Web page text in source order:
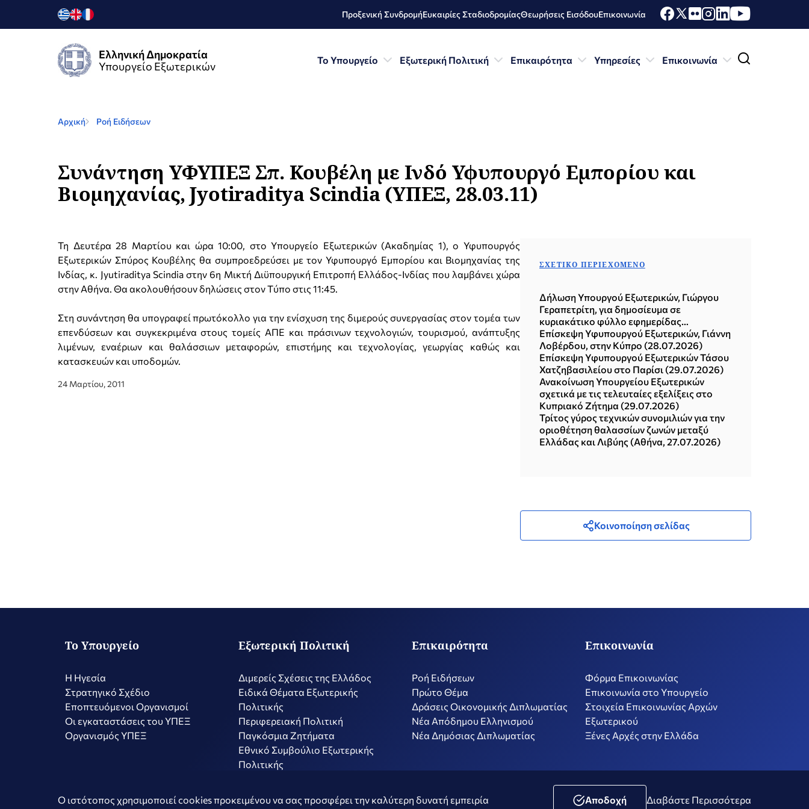
Προξενική ΣυνδρομήΕυκαιρίες ΣταδιοδρομίαςΘεωρήσεις ΕισόδουΕπικοινωνία
Ελληνική Δημοκρατία
Υπουργείο Εξωτερικών
Το Υπουργείο Εξωτερική Πολιτική Επικαιρότητα Υπηρεσίες Επικοινωνία
Αρχική Ροή Ειδήσεων
Συνάντηση ΥΦΥΠΕΞ Σπ. Κουβέλη με Ινδό Υφυπουργό Εμπορίου και
Βιομηχανίας, Jyotiraditya Scindia (ΥΠΕΞ, 28.03.11)
Τη Δευτέρα 28 Mαρτίου και ώρα 10:00, στο Υπουργείο Εξωτερικών (Ακαδημίας 1), ο Υφυπουργός
Εξωτερικών Σπύρος Κουβέλης θα συμπροεδρεύσει με τον Υφυπουργό Εμπορίου και Βιομηχανίας της
Ινδίας, κ. Jyutiraditya Scindia στην 6η Μικτή Διϋπουργική Επιτροπή Ελλάδος-Ινδίας που λαμβάνει χώρα
στην Αθήνα. Θα ακολουθήσουν δηλώσεις στον Tύπο στις 11:45.
Στη συνάντηση θα υπογραφεί πρωτόκολλο για την ενίσχυση της διμερούς συνεργασίας στον τομέα των
επενδύσεων και συγκεκριμένα στους τομείς ΑΠΕ και πράσινων τεχνολογιών, τουρισμού, ανάπτυξης
λιμένων, εναέριων και θαλάσσιων μεταφορών, επιστήμης και τεχνολογίας, γεωργίας καθώς και
κατασκευών και υποδομών.
24 Μαρτίου, 2011
ΣΧΕΤΙΚΌ ΠΕΡΙΕΧΌΜΕΝΟ
Δήλωση Υπουργού Εξωτερικών, Γιώργου
Γεραπετρίτη, για δημοσίευμα σε
κυριακάτικο φύλλο εφημερίδας
(02.08.2026)
Επίσκεψη Υφυπουργού Εξωτερικών, Γιάννη
Λοβέρδου, στην Κύπρο (28.07.2026)
Επίσκεψη Υφυπουργού Εξωτερικών Τάσου
Χατζηβασιλείου στο Παρίσι (29.07.2026)
Ανακοίνωση Υπουργείου Εξωτερικών
σχετικά με τις τελευταίες εξελίξεις στο
Κυπριακό Ζήτημα (29.07.2026)
Τρίτος γύρος τεχνικών συνομιλιών για την
οριοθέτηση θαλασσίων ζωνών μεταξύ
Ελλάδας και Λιβύης (Αθήνα, 27.07.2026)
Κοινοποίηση σελίδας
Το Υπουργείο
Η Ηγεσία
Στρατηγικό Σχέδιο
Εποπτευόμενοι Οργανισμοί
Οι εγκαταστάσεις του ΥΠΕΞ
Οργανισμός ΥΠΕΞ
Εξωτερική Πολιτική
Διμερείς Σχέσεις της Ελλάδος
Ειδικά Θέματα Εξωτερικής
Πολιτικής
Περιφερειακή Πολιτική
Παγκόσμια Ζητήματα
Εθνικό Συμβούλιο Εξωτερικής
Πολιτικής
Επικαιρότητα
Ροή Ειδήσεων
Πρώτο Θέμα
Δράσεις Οικονομικής Διπλωματίας
Nέα Απόδημου Ελληνισμού
Νέα Δημόσιας Διπλωματίας
Επικοινωνία
Φόρμα Επικοινωνίας
Επικοινωνία στο Υπουργείο
Στοιχεία Επικοινωνίας Αρχών
Εξωτερικού
Ξένες Αρχές στην Ελλάδα
Copyright © 2026 Ελληνική Δημοκρατία - Υπουργείο Εξωτερικών Όροι Χρήσης Πολιτική Μέσων Κοινωνικής Δικτύωσης Δήλωση Προσβασιμότητας
Ο ιστότοπος χρησιμοποιεί cookies προκειμένου να σας προσφέρει την καλύτερη δυνατή εμπειρία Αποδοχή Διαβάστε Περισσότερα